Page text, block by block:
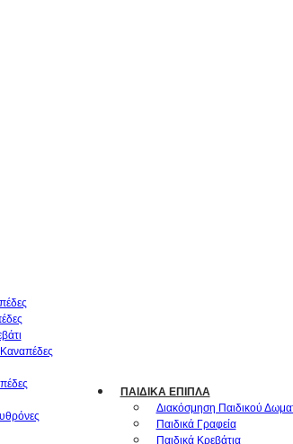
ΠΑΙΔΙΚΆ ΈΠΙΠΛΑ
Διακόσμηση Παιδικού
Παιδικά Γραφεία
Παιδικά Κρεβάτια